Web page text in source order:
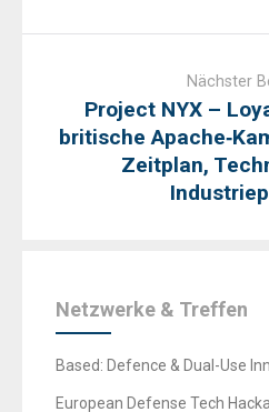
Nächster
Project NYX –
britische
Zeitplan,
Netzwerke & Treffen
Based: Defence & Dual-Use
European Defense Tech